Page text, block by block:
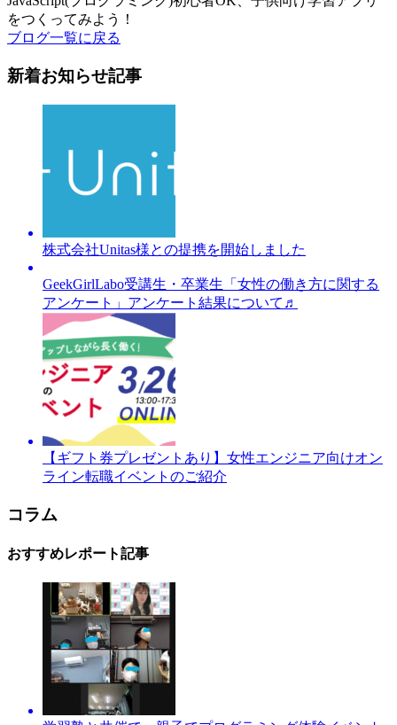
をつくってみよう！
ブログ一覧に戻る
新着お知らせ記事
株式会社Unitas様との提携を開始しました
GeekGirlLabo受講生・卒業生「女性の働き方に関する
アンケート」アンケート結果について♬
【ギフト券プレゼントあり】女性エンジニア向けオン
ライン転職イベントのご紹介
コラム
おすすめレポート記事